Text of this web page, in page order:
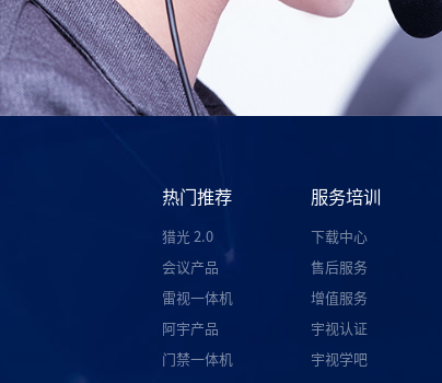
热门推荐
猎光 2.0
会议产品
雷视一体机
阿宇产品
门禁一体机
服务培训
下载中心
售后服务
增值服务
宇视认证
宇视学吧